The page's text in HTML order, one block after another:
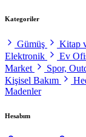
Kategoriler
Gümüş Kitap
Elektronik
Ev
Market
Spor,
Kişisel Bakım
Madenler
Hesabım